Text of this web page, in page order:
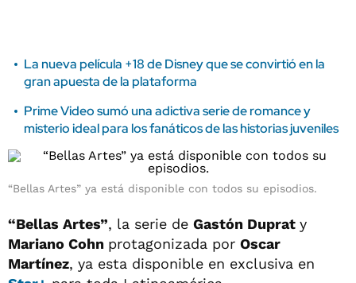
La nueva película +18 de Disney que se convirtió en la
gran apuesta de la plataforma
Prime Video sumó una adictiva serie de romance y
misterio ideal para los fanáticos de las historias juveniles
“Bellas Artes” ya está disponible con todos su episodios.
“Bellas Artes”, la serie de Gastón Duprat y
Mariano Cohn protagonizada por Oscar
Martínez, ya esta disponible en exclusiva en